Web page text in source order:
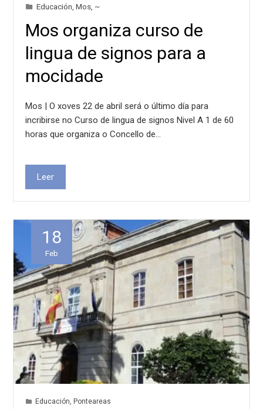
Educación ,Mos ~
Mos organiza curso de
lingua de signos para a
mocidade
Mos | O xoves 22 de abril será o último día para
incribirse no Curso de lingua de signos Nivel A 1 de 60
horas que organiza o Concello de…
Leer
18
Feb
Educación, Ponteareas